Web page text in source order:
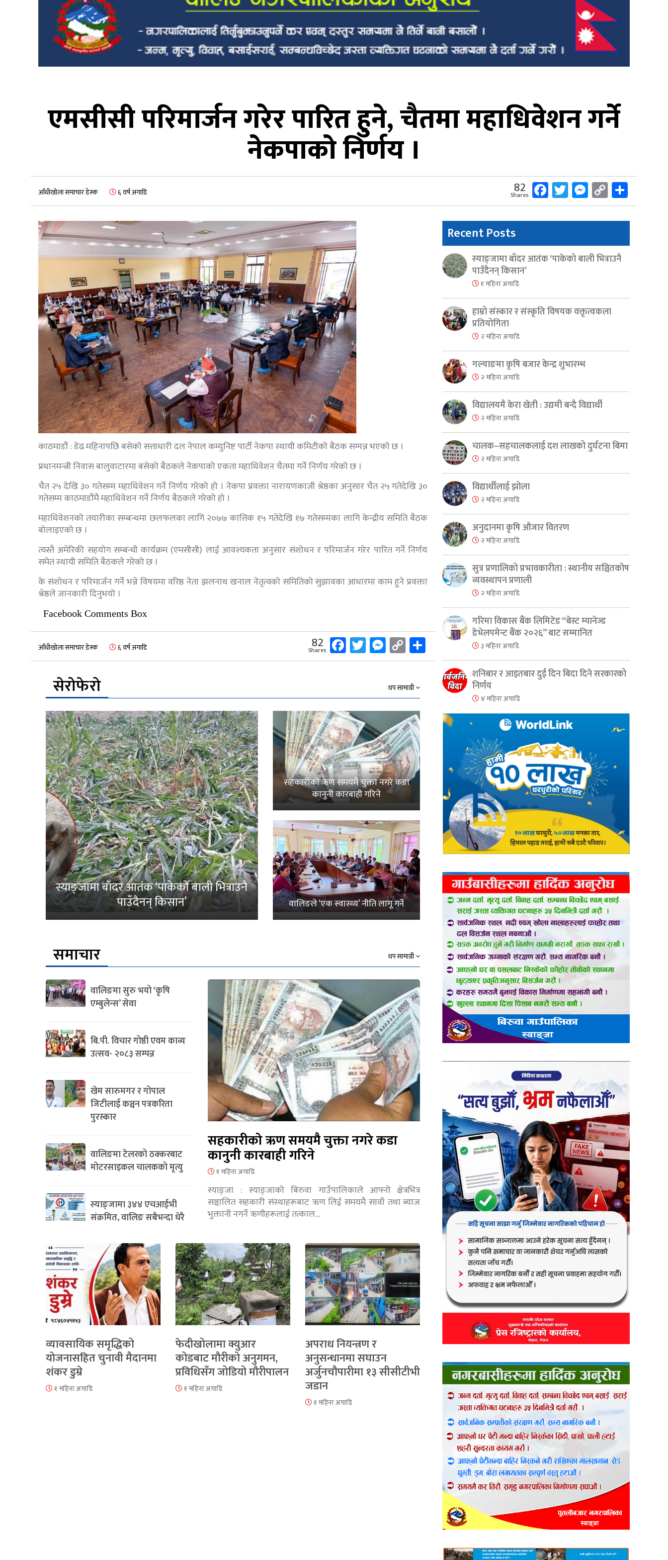
एमसीसी परिमार्जन गरेर पारित हुने, चैतमा महाधिवेशन गर्ने
नेकपाको निर्णय ।
आँधीखोला समाचार डेस्क ६ वर्ष अगाडि 82
Shares Facebook
Twitter
Messenger
Copy
Link
काठमाडौं : डेढ महिनापछि बसेको सत्ताधारी दल नेपाल कम्युनिष्ट पार्टी नेकपा स्थायी कमिटीको बैठक सम्पन्न भएको छ ।
प्रधानमन्त्री निवास बालुवाटारमा बसेको बैठकले नेकपाको एकता महाधिवेशन चैतमा गर्ने निर्णय गरेको छ ।
चैत २५ देखि ३० गतेसम्म महाधिवेशन गर्ने निर्णय गरेको हो । नेकपा प्रवक्ता नारायणकाजी श्रेष्ठका अनुसार चैत २५ गतेदेखि ३०
गतेसम्म काठमाडौंमै महाधिवेशन गर्ने निर्णय बैठकले गरेको हो ।
महाधिवेशनको तयारीका सम्बन्धमा छलफलका लागि २०७७ कात्तिक १५ गतेदेखि १७ गतेसम्मका लागि केन्द्रीय समिति बैठक
बोलाइएको छ ।
त्यस्तै अमेरिकी सहयोग सम्बन्धी कार्यक्रम (एमसीसी) लाई आवश्यकता अनुसार संशोधन र परिमार्जन गरेर पारित गर्ने निर्णय
समेत स्थायी समिति बैठकले गरेको छ ।
के संशोधन र परिमार्जन गर्ने भन्ने विषयमा वरिष्ठ नेता झलनाथ खनाल नेतृत्वको समितिको सुझावका आधारमा काम हुने प्रवक्ता
श्रेष्ठले जानकारी दिनुभयो ।
Facebook Comments Box
आँधीखोला समाचार डेस्क ६ वर्ष अगाडि 82
Shares Facebook
Twitter
Messenger
Copy
Link
Share
सेरोफेरो
थप सामाग्री
स्याङ्जामा बाँदर आतंक ‘पाकेको बाली भित्राउनै
पाउँदैनन् किसान’
सहकारीको ऋण समयमै चुक्ता नगरे कडा
कानुनी कारबाही गरिने
वालिङले ‘एक स्वास्थ्य’ नीति लागू गर्ने
समाचार थप सामाग्री
वालिङमा सुरु भयो ‘कृषि
एम्बुलेन्स’ सेवा
बि.पी. विचार गोष्ठी एवम काव्य
उत्सव- २०८३ सम्पन्न
खेम सारुमगर र गोपाल
जिटीलाई कञ्चन पत्रकरिता
पुरस्कार
वालिङमा टेलरको ठक्करबाट
मोटरसाइकल चालकको मृत्यु
स्याङ्जामा ३४४ एचआईभी
संक्रमित, वालिङ सबैभन्दा धेरै
सहकारीको ऋण समयमै चुक्ता नगरे कडा
कानुनी कारबाही गरिने
१ महिना अगाडि
स्याङ्जा : स्याङ्जाको बिरुवा गाउँपालिकाले आफ्नो क्षेत्रभित्र
सञ्चालित सहकारी संस्थाहरूबाट ऋण लिई समयमै सावाँ तथा ब्याज
भुक्तानी नगर्ने ऋणीहरूलाई तत्काल…
व्यावसायिक समृद्धिको
योजनासहित चुनावी मैदानमा
शंकर डुम्रे
१ महिना अगाडि
फेदीखोलामा क्युआर
कोडबाट मौरीको अनुगमन,
प्रविधिसँग जोडियो मौरीपालन
१ महिना अगाडि
अपराध नियन्त्रण र
अनुसन्धानमा सघाउन
अर्जुनचौपारीमा १३ सीसीटीभी
जडान
१ महिना अगाडि
Recent Posts
स्याङ्जामा बाँदर आतंक ‘पाकेको बाली भित्राउनै
पाउँदैनन् किसान’
१ महिना अगाडि
हाम्रो संस्कार र संस्कृति विषयक वक्तृत्वकला
प्रतियोगिता
२ महिना अगाडि
गल्याङमा कृषि बजार केन्द्र शुभारम्भ
२ महिना अगाडि
विद्यालयमै केरा खेती : उद्यमी बन्दै विद्यार्थी
२ महिना अगाडि
चालक–सहचालकलाई दश लाखको दुर्घटना बिमा
२ महिना अगाडि
विद्यार्थीलाई झोला
२ महिना अगाडि
अनुदानमा कृषि औजार वितरण
२ महिना अगाडि
सुत्र प्रणालिको प्रभावकारीता : स्थानीय सञ्चितकोष
व्यवस्थापन प्रणाली
२ महिना अगाडि
गरिमा विकास बैंक लिमिटेड “बेस्ट म्यानेज्ड
डेभेलपमेन्ट बैंक २०२६” बाट सम्मानित
३ महिना अगाडि
शनिबार र आइतबार दुई दिन बिदा दिने सरकारको
निर्णय
४ महिना अगाडि